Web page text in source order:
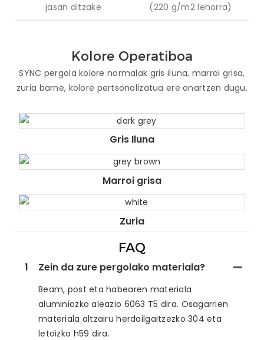
jasan ditzake
(220 g/m2 lehorra)
Kolore Operatiboa
SYNC pergola kolore normalak gris iluna, marroi grisa,
zuria barne, kolore pertsonalizatua ere onartzen dugu.
Gris Iluna
Marroi grisa
Zuria
FAQ
1 Zein da zure pergolako materiala?
Beam, post eta habearen materiala
aluminiozko aleazio 6063 T5 dira. Osagarrien
materiala altzairu herdoilgaitzezko 304 eta
letoizko h59 dira.